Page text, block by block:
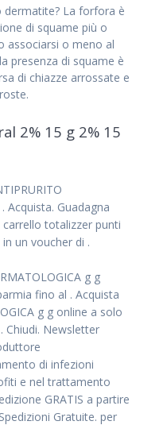
La forfora è
di squame più o
associarsi o meno al
presenza di squame è
di chiazze arrossate e
2% 15 g 2% 15
Acquista. Guadagna
totalizzer punti
un voucher di .
g g
fino al . Acquista
g g online a solo
Chiudi. Newsletter
di infezioni
e nel trattamento
GRATIS a partire
Gratuite. per